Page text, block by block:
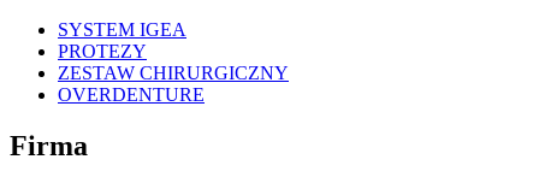
SYSTEM IGEA
PROTEZY
ZESTAW CHIRURGICZNY
OVERDENTURE
Firma